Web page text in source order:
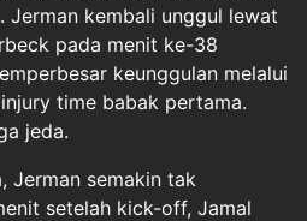
Jerman kembali unggul lewat
pada menit ke-38
keunggulan melalui
time babak pertama.
jeda.
Jerman semakin tak
setelah kick-off, Jamal